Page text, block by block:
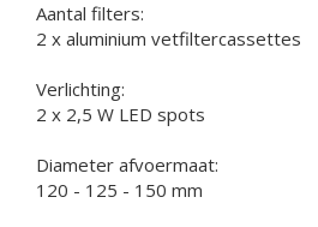
Aantal filters:
2 x aluminium vetfiltercassettes
Verlichting:
2 x 2,5 W LED spots
Diameter afvoermaat:
120 - 125 - 150 mm